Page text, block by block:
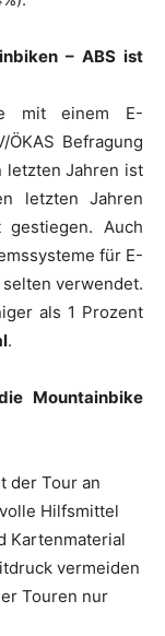
– ABS ist
mit einem E-
Befragung
letzten Jahren ist
letzten Jahren
Auch
für E-
verwendet.
als 1 Prozent
.
Mountainbike
der Tour an
Hilfsmittel
Kartenmaterial
vermeiden
Touren nur